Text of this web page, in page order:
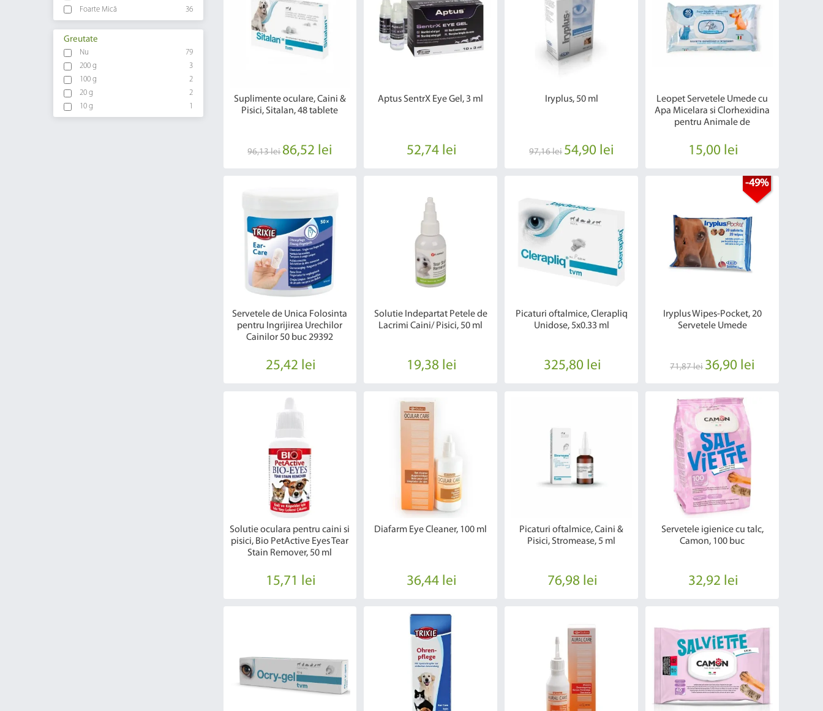
Foarte Mică
36
Greutate
Nu
79
200 g
3
100 g
2
20 g
2
10 g
1
Suplimente oculare, Caini &
Pisici, Sitalan, 48 tablete
96,13 lei 86,52 lei
Aptus SentrX Eye Gel, 3 ml
52,74 lei
Iryplus, 50 ml
97,16 lei 54,90 lei
Leopet Servetele Umede cu
Apa Micelara si Clorhexidina
pentru Animale de
15,00 lei
Servetele de Unica Folosinta
pentru Ingrijirea Urechilor
Cainilor 50 buc 29392
25,42 lei
Solutie Indepartat Petele de
Lacrimi Caini/ Pisici, 50 ml
19,38 lei
Picaturi oftalmice, Clerapliq
Unidose, 5x0.33 ml
325,80 lei
-49%
Iryplus Wipes-Pocket, 20
Servetele Umede
71,87 lei 36,90 lei
Solutie oculara pentru caini si
pisici, Bio PetActive Eyes Tear
Stain Remover, 50 ml
15,71 lei
Diafarm Eye Cleaner, 100 ml
36,44 lei
Picaturi oftalmice, Caini &
Pisici, Stromease, 5 ml
76,98 lei
Servetele igienice cu talc,
Camon, 100 buc
32,92 lei